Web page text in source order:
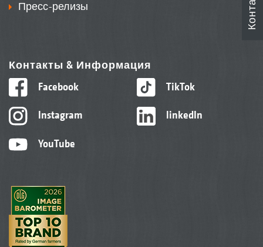
Пресс-релизы
Контакты & Информация
Facebook
Instagram
YouTube
TikTok
linkedIn